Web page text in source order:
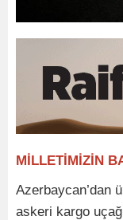
MİLLETİMİZİN
Azerbaycan’dan
askeri kargo